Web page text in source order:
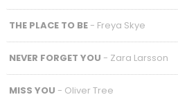
THE PLACE TO BE- Freya Skye
NEVER FORGET YOU - Zara Larsson
MISS YOU - Oliver Tree